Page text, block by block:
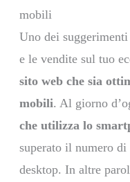
mobili
Uno dei
e le vendite sul tuo
sito web che sia
mobili. Al giorno
che utilizza lo
superato il numero
desktop. In altre